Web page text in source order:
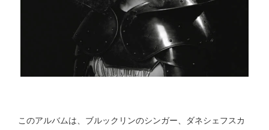
このアルバムは、ブルックリンのシンガー、ダネシェフスカ